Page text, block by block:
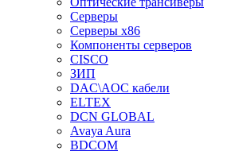
Серверы
Серверы x86
Компоненты серверов
CISCO
ЗИП
DAC\AOC кабели
ELTEX
DCN GLOBAL
Avaya Aura
BDCOM